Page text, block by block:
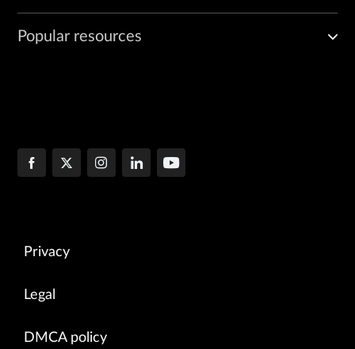
Popular resources
Privacy
Legal
DMCA policy